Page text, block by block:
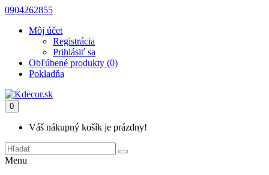
0904262855
Môj účet
Registrácia
Prihlásiť sa
Obľúbené produkty (0)
Pokladňa
0
Váš nákupný košík je prázdny!
Menu